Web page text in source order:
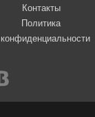
Контакты
Политика
конфиденциальности